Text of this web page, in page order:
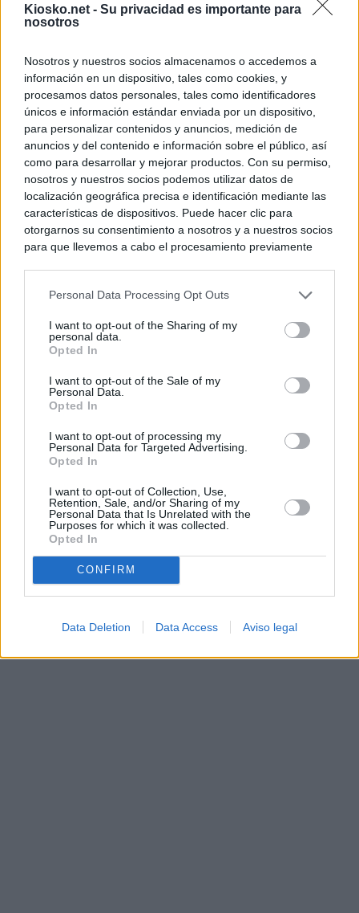
Kiosko.net - Su privacidad es importante para
nosotros
Nosotros y nuestros socios almacenamos o accedemos a
información en un dispositivo, tales como cookies, y
procesamos datos personales, tales como identificadores
únicos e información estándar enviada por un dispositivo,
para personalizar contenidos y anuncios, medición de
anuncios y del contenido e información sobre el público, así
como para desarrollar y mejorar productos. Con su permiso,
nosotros y nuestros socios podemos utilizar datos de
localización geográfica precisa e identificación mediante las
características de dispositivos. Puede hacer clic para
otorgarnos su consentimiento a nosotros y a nuestros socios
para que llevemos a cabo el procesamiento previamente
negar su consentimiento. Tenga en cuenta que algún
de su consentimiento, pero usted tiene el derecho de
rechazar tal procesamiento. Sus preferencias se aplicarán
cualquier momento entrando de nuevo en este sitio web o
visitando nuestra política de privacidad.
Personal Data Processing Opt Outs
I want to opt-out of the Sharing of my
personal data.
Opted In
I want to opt-out of the Sale of my
Personal Data.
Opted In
I want to opt-out of processing my
Personal Data for Targeted Advertising.
Opted In
I want to opt-out of Collection, Use,
Retention, Sale, and/or Sharing of my
Personal Data that Is Unrelated with the
Purposes for which it was collected.
Opted In
CONFIRM
Data Deletion Data Access Aviso legal